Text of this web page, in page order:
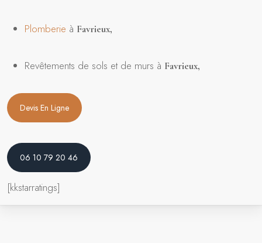
Plomberie à Favrieux,
Revêtements de sols et de murs à Favrieux,
Devis En Ligne
06 10 79 20 46
[kkstarratings]